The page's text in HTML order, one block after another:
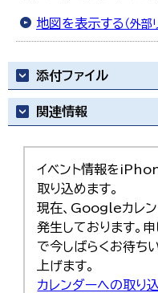
地図を表示する （外部
添付ファイル
関連情報
イベント情報を
取り込めます。
現在、Googleカレ
発生しております。
で今しばらくお待ち
上げます。
カレンダーへの取り